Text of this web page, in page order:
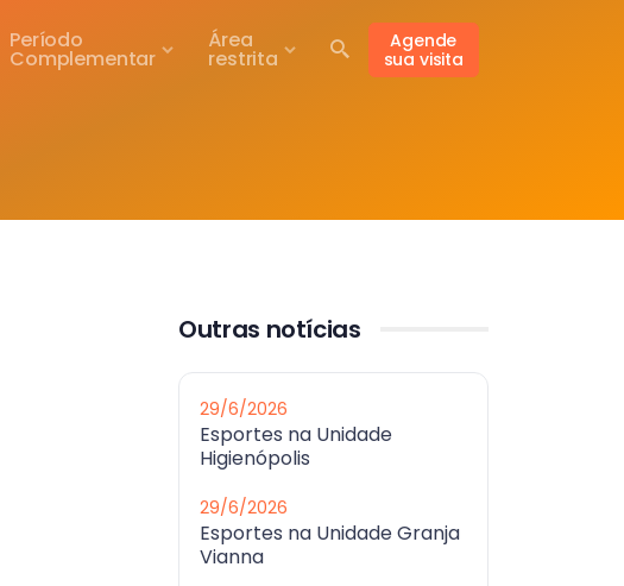
Agende
sua visita
Período
Complementar
Área
restrita
Outras notícias
29/6/2026
Esportes na Unidade
Higienópolis
29/6/2026
Esportes na Unidade Granja
Vianna